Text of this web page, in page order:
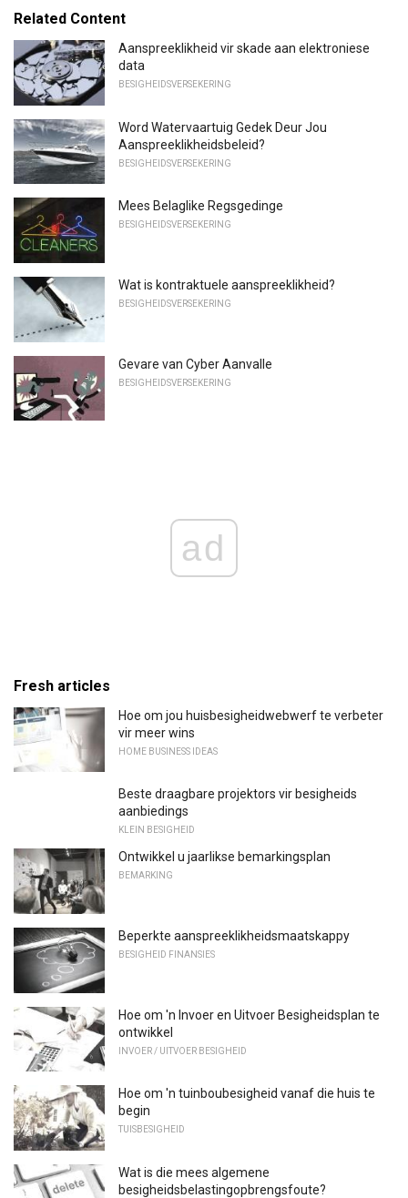
Related Content
Aanspreeklikheid vir skade aan elektroniese
data
BESIGHEIDSVERSEKERING
Word Watervaartuig Gedek Deur Jou
Aanspreeklikheidsbeleid?
BESIGHEIDSVERSEKERING
Mees Belaglike Regsgedinge
BESIGHEIDSVERSEKERING
Wat is kontraktuele aanspreeklikheid?
BESIGHEIDSVERSEKERING
Gevare van Cyber ​​Aanvalle
BESIGHEIDSVERSEKERING
ad
Fresh articles
Hoe om jou huisbesigheidwebwerf te verbeter
vir meer wins
HOME BUSINESS IDEAS
Beste draagbare projektors vir besigheids
aanbiedings
KLEIN BESIGHEID
Ontwikkel u jaarlikse bemarkingsplan
BEMARKING
Beperkte aanspreeklikheidsmaatskappy
BESIGHEID FINANSIES
Hoe om 'n Invoer en Uitvoer Besigheidsplan te
ontwikkel
INVOER / UITVOER BESIGHEID
Hoe om 'n tuinboubesigheid vanaf die huis te
begin
TUISBESIGHEID
Wat is die mees algemene
besigheidsbelastingopbrengsfoute?